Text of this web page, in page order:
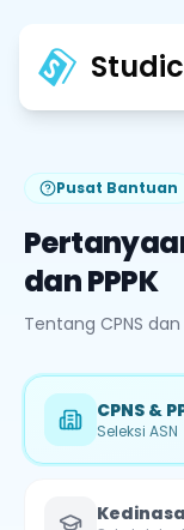
Pusat Bantuan
dan PPPK
Tentang CPNS
CPNS &
Seleksi ASN